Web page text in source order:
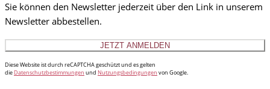
Sie können den Newsletter jederzeit über den Link in unserem
Newsletter abbestellen.
Diese Website ist durch reCAPTCHA geschützt und es gelten
die Datenschutzbestimmungen und Nutzungsbedingungen von Google.